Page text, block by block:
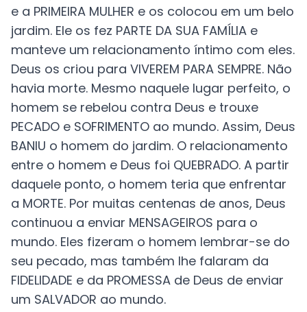
e a PRIMEIRA MULHER e os colocou em um belo
jardim. Ele os fez PARTE DA SUA FAMÍLIA e
manteve um relacionamento íntimo com eles.
Deus os criou para VIVEREM PARA SEMPRE. Não
havia morte. Mesmo naquele lugar perfeito, o
homem se rebelou contra Deus e trouxe
PECADO e SOFRIMENTO ao mundo. Assim, Deus
BANIU o homem do jardim. O relacionamento
entre o homem e Deus foi QUEBRADO. A partir
daquele ponto, o homem teria que enfrentar
a MORTE. Por muitas centenas de anos, Deus
continuou a enviar MENSAGEIROS para o
mundo. Eles fizeram o homem lembrar-se do
seu pecado, mas também lhe falaram da
FIDELIDADE e da PROMESSA de Deus de enviar
um SALVADOR ao mundo.